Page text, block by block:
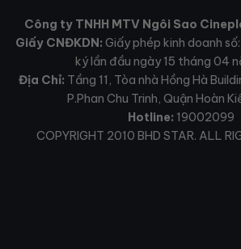
Công ty TNHH MTV Ngôi Sao
Giấy CNĐKDN: Giấy phép kinh doanh
ký lần đầu ngày 15 tháng 04
Địa Chỉ: Tầng 11, Tòa nhà Hồng Hà
P.Phan Chu Trinh, Quận Hoàn
Hotline: 19002099
COPYRIGHT 2010 BHD STAR. ALL